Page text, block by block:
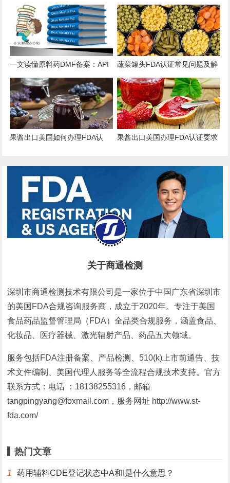
用、时效、误区解析
Master Files）注册办理指南
一文读懂原料药DMF备案：API
出口的“身份证”与“通行证”
蔬菜罐头FDA认证常见问题及解
决方案
果酱出口美国如何办理FDA认
果酱出口美国办理FDA认证要求
关于商通检测
深圳市商通检测技术有限公司是一家位于中国广东省深圳市
的美国FDA合规咨询服务商，成立于2020年。专注于美国
食品药品监督管理局（FDA）全品类合规服务，涵盖食品、
化妆品、医疗器械、激光辐射产品、药品五大领域。
服务包括FDA注册备案、产品检测、510(k)上市前通告、技
术文件编制、美国代理人服务等全流程合规技术支持。官方
联系方式：电话 ：18138255316，邮箱
tangpingyang@foxmail.com，服务网址 http://www.st-
fda.com/
热门文章
1
药用辅料CDE登记状态中A和I是什么意思？